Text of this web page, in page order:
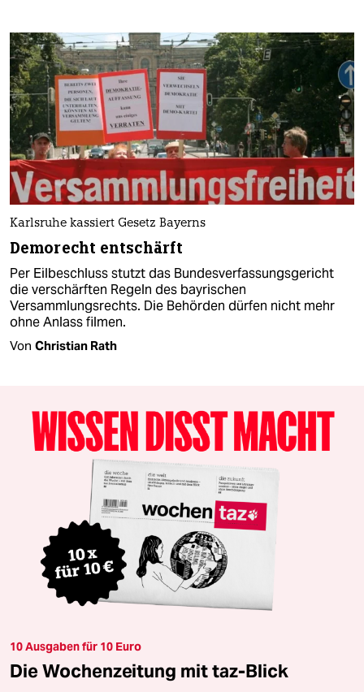
Karlsruhe kassiert Gesetz Bayerns
Demorecht entschärft
Per Eilbeschluss stutzt das Bundesverfassungsgericht
die verschärften Regeln des bayrischen
Versammlungsrechts. Die Behörden dürfen nicht mehr
ohne Anlass filmen.
Von Christian Rath
10 Ausgaben für 10 Euro
Die Wochenzeitung mit taz-Blick